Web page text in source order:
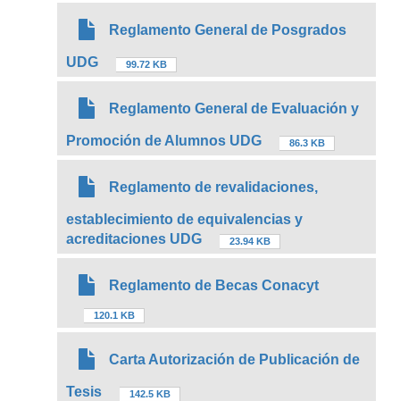
Reglamento General de Posgrados
UDG 99.72 KB
Reglamento General de Evaluación y
Promoción de Alumnos UDG 86.3 KB
Reglamento de revalidaciones,
establecimiento de equivalencias y
acreditaciones UDG
23.94 KB
Reglamento de Becas Conacyt
120.1 KB
Carta Autorización de Publicación de
Tesis 142.5 KB